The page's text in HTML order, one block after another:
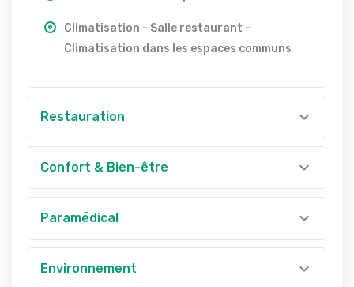
Climatisation - Salle restaurant -
Climatisation dans les espaces communs
Restauration
Confort & Bien-être
Paramédical
Environnement